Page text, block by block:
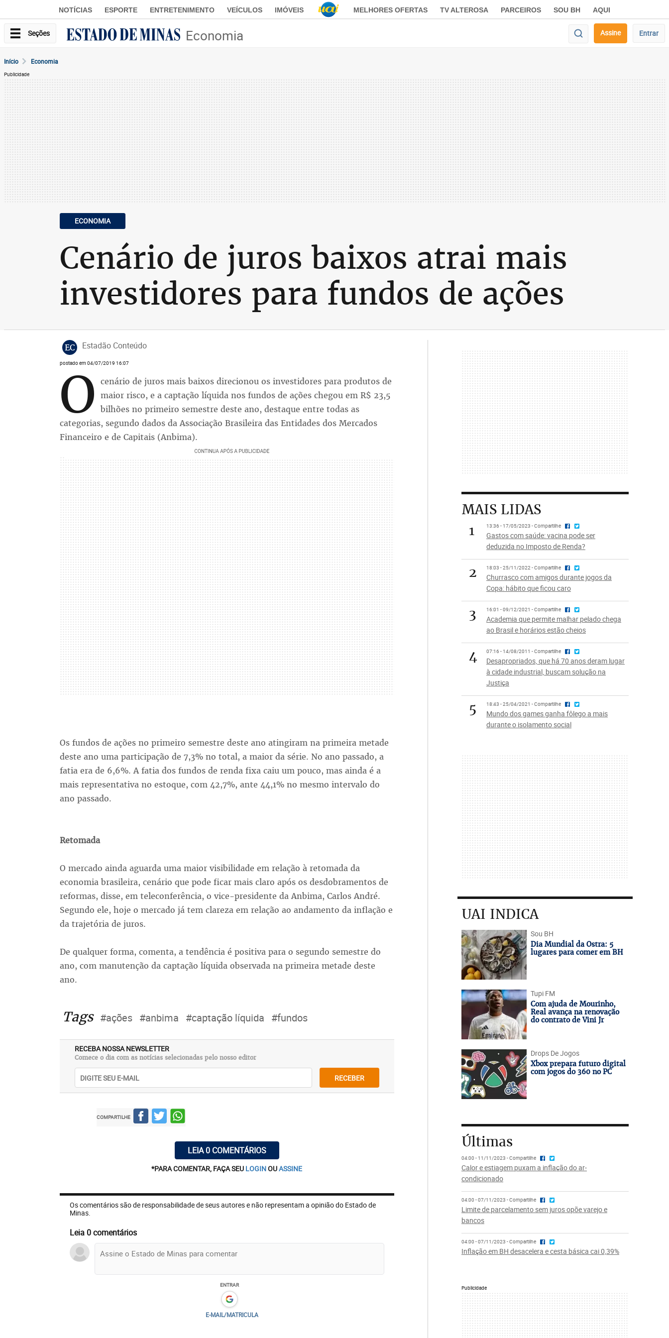
NOTÍCIAS ESPORTE ENTRETENIMENTO VEÍCULOS IMÓVEIS MELHORES OFERTAS TV ALTEROSA PARCEIROS SOU BH AQUI
Seções Economia Assine Entrar
Início Economia
Publicidade
ECONOMIA
Cenário de juros baixos atrai mais
investidores para fundos de ações
EC Estadão Conteúdo
postado em 04/07/2019 16:07
O cenário de juros mais baixos direcionou os investidores para produtos de
maior risco, e a captação líquida nos fundos de ações chegou em R$ 23,5
bilhões no primeiro semestre deste ano, destaque entre todas as
categorias, segundo dados da Associação Brasileira das Entidades dos Mercados
Financeiro e de Capitais (Anbima).
Os fundos de ações no primeiro semestre deste ano atingiram na primeira metade
deste ano uma participação de 7,3% no total, a maior da série. No ano passado, a
fatia era de 6,6%. A fatia dos fundos de renda fixa caiu um pouco, mas ainda é a
mais representativa no estoque, com 42,7%, ante 44,1% no mesmo intervalo do
ano passado.
Retomada
O mercado ainda aguarda uma maior visibilidade em relação à retomada da
economia brasileira, cenário que pode ficar mais claro após os desdobramentos de
reformas, disse, em teleconferência, o vice-presidente da Anbima, Carlos André.
Segundo ele, hoje o mercado já tem clareza em relação ao andamento da inflação e
da trajetória de juros.
De qualquer forma, comenta, a tendência é positiva para o segundo semestre do
ano, com manutenção da captação líquida observada na primeira metade deste
ano.
Tags #ações #anbima #captação líquida #fundos
RECEBA NOSSA NEWSLETTER
Comece o dia com as notícias selecionadas pelo nosso editor
RECEBER
COMPARTILHE
LEIA 0 COMENTÁRIOS
*PARA COMENTAR, FAÇA SEU LOGINOUASSINE
Os comentários são de responsabilidade de seus autores e não representam a opinião do Estado de
Minas.
Leia 0 comentários
ENTRAR
E-MAIL/MATRICULA
MAIS LIDAS
1
13:36 - 17/05/2023 - Compartilhe
Gastos com saúde: vacina pode ser
deduzida no Imposto de Renda?
2 18:03 - 25/11/2022 - Compartilhe
Churrasco com amigos durante jogos da
Copa: hábito que ficou caro
3 16:01 - 09/12/2021 - Compartilhe
Academia que permite malhar pelado chega
ao Brasil e horários estão cheios
4 07:16 - 14/08/2011 - Compartilhe
Desapropriados, que há 70 anos deram lugar
à cidade industrial, buscam solução na
Justiça
5 18:43 - 25/04/2021 - Compartilhe
Mundo dos games ganha fôlego a mais
durante o isolamento social
UAI INDICA
Sou BH
Dia Mundial da Ostra: 5
lugares para comer em BH
Tupi FM
Com ajuda de Mourinho,
Real avança na renovação
do contrato de Vini Jr
Drops De Jogos
Xbox prepara futuro digital
com jogos do 360 no PC
Últimas
04:00 - 11/11/2023 - Compartilhe
Calor e estiagem puxam a inflação do ar-
condicionado
04:00 - 07/11/2023 - Compartilhe
Limite de parcelamento sem juros opõe varejo e
bancos
04:00 - 07/11/2023 - Compartilhe
Inflação em BH desacelera e cesta básica cai 0,39%
Publicidade